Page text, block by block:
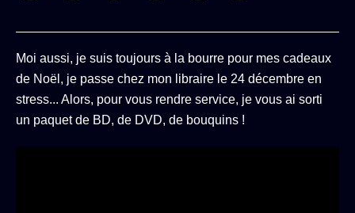
Moi aussi, je suis toujours à la bourre pour mes cadeaux
de Noël, je passe chez mon libraire le 24 décembre en
stress... Alors, pour vous rendre service, je vous ai sorti
un paquet de BD, de DVD, de bouquins !